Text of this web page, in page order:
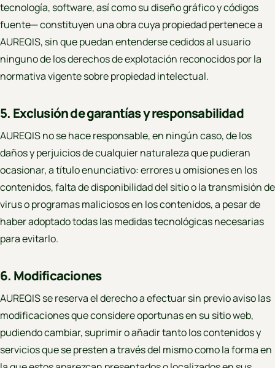
tecnología, software, así como su diseño gráfico y códigos
fuente— constituyen una obra cuya propiedad pertenece a
AUREQIS, sin que puedan entenderse cedidos al usuario
ninguno de los derechos de explotación reconocidos por la
normativa vigente sobre propiedad intelectual.
5. Exclusión de garantías y responsabilidad
AUREQIS no se hace responsable, en ningún caso, de los
daños y perjuicios de cualquier naturaleza que pudieran
ocasionar, a título enunciativo: errores u omisiones en los
contenidos, falta de disponibilidad del sitio o la transmisión de
virus o programas maliciosos en los contenidos, a pesar de
haber adoptado todas las medidas tecnológicas necesarias
para evitarlo.
6. Modificaciones
AUREQIS se reserva el derecho a efectuar sin previo aviso las
modificaciones que considere oportunas en su sitio web,
pudiendo cambiar, suprimir o añadir tanto los contenidos y
servicios que se presten a través del mismo como la forma en